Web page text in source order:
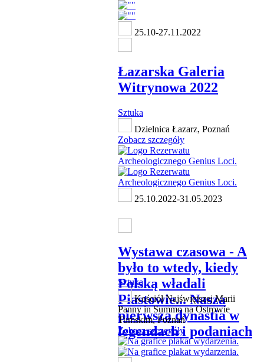
25.10-27.11.2022
Łazarska Galeria
Witrynowa 2022
Sztuka
Dzielnica Łazarz, Poznań
Zobacz szczegóły
25.10.2022-31.05.2023
Wystawa czasowa - A
było to wtedy, kiedy
Polską władali
Piastowie... Nasza
pierwsza dynastia w
legendach i podaniach
Sztuka
Kościół Najświętszej Marii
Panny in Summo na Ostrowie
Tumskim, Poznań
Zobacz szczegóły